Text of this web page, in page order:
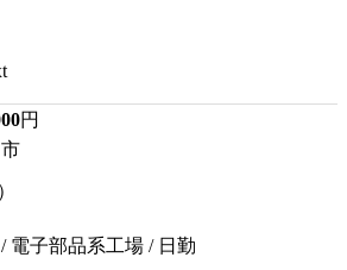
円
電子部品系工場 / 日勤